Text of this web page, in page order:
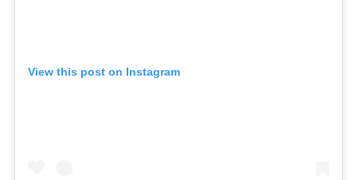
View this post on Instagram